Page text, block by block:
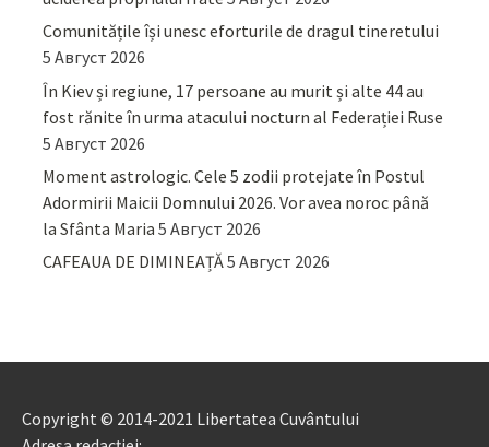
Comunitățile își unesc eforturile de dragul tineretului
5 Август 2026
În Kiev și regiune, 17 persoane au murit și alte 44 au
fost rănite în urma atacului nocturn al Federației Ruse
5 Август 2026
Moment astrologic. Cele 5 zodii protejate în Postul
Adormirii Maicii Domnului 2026. Vor avea noroc până
la Sfânta Maria 5 Август 2026
CAFEAUA DE DIMINEAȚĂ5 Август 2026
Copyright © 2014-2021 Libertatea Cuvântului